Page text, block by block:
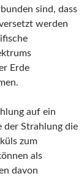
sind, dass
werden
Erde
auf ein
der Strahlung die
zum
als
davon